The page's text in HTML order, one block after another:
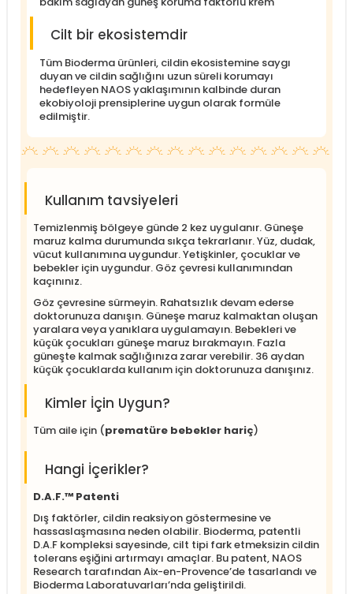
Cilt bir ekosistemdir
Tüm Bioderma ürünleri, cildin ekosistemine saygı
duyan ve cildin sağlığını uzun süreli korumayı
hedefleyen NAOS yaklaşımının kalbinde duran
ekobiyoloji prensiplerine uygun olarak formüle
edilmiştir.
Kullanım tavsiyeleri
Temizlenmiş bölgeye günde 2 kez uygulanır. Güneşe
maruz kalma durumunda sıkça tekrarlanır. Yüz, dudak,
vücut kullanımına uygundur. Yetişkinler, çocuklar ve
bebekler için uygundur. Göz çevresi kullanımından
kaçınınız.
Göz çevresine sürmeyin. Rahatsızlık devam ederse
doktorunuza danışın. Güneşe maruz kalmaktan oluşan
yaralara veya yanıklara uygulamayın. Bebekleri ve
küçük çocukları güneşe maruz bırakmayın. Fazla
güneşte kalmak sağlığınıza zarar verebilir. 36 aydan
küçük çocuklarda kullanım için doktorunuza danışınız.
Kimler İçin Uygun?
Tüm aile için (prematüre bebekler hariç)
Hangi İçerikler?
D.A.F.™ Patenti
Dış faktörler, cildin reaksiyon göstermesine ve
hassaslaşmasına neden olabilir. Bioderma, patentli
D.A.F kompleksi sayesinde, cilt tipi fark etmeksizin cildin
tolerans eşiğini artırmayı amaçlar. Bu patent, NAOS
Research tarafından Aix-en-Provence’de tasarlandı ve
Bioderma Laboratuvarları’nda geliştirildi.